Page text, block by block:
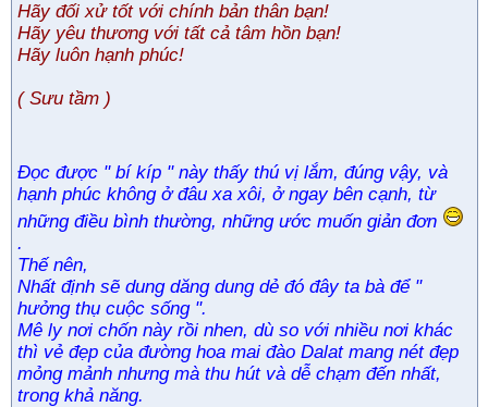
Hãy đối xử tốt với chính bản thân bạn!
Hãy yêu thương với tất cả tâm hồn bạn!
Hãy luôn hạnh phúc!
( Sưu tầm )
Đọc được " bí kíp " này thấy thú vị lắm, đúng vậy, và
hạnh phúc không ở đâu xa xôi, ở ngay bên cạnh, từ
những điều bình thường, những ước muốn giản đơn
.
Thế nên,
Nhất định sẽ dung dăng dung dẻ đó đây ta bà để "
hưởng thụ cuộc sống ".
Mê ly nơi chốn này rồi nhen, dù so với nhiều nơi khác
thì vẻ đẹp của đường hoa mai đào Dalat mang nét đẹp
mỏng mảnh nhưng mà thu hút và dễ chạm đến nhất,
trong khả năng.